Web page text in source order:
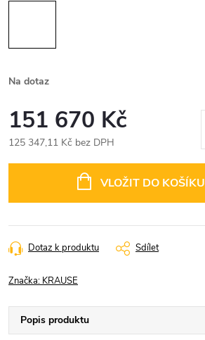
Na dotaz
151 670 Kč
125 347,11 Kč bez DPH
VLOŽIT DO KOŠÍKU
Dotaz k produktu Sdílet
Značka: KRAUSE
Popis produktu